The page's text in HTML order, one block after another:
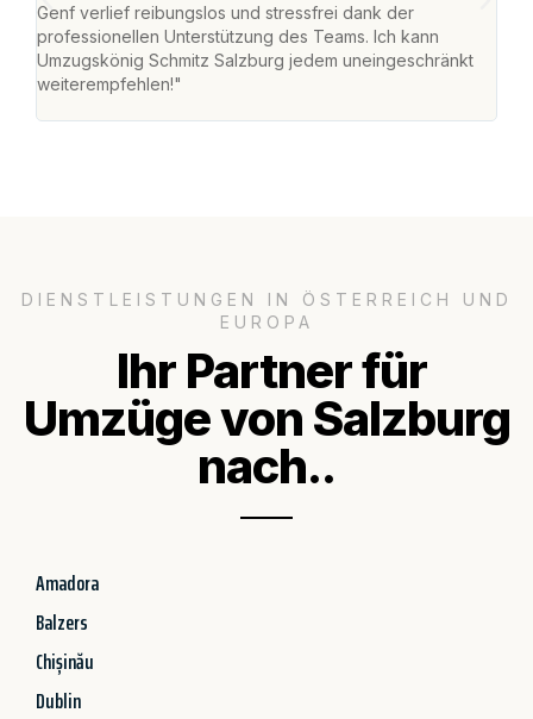
Genf verlief reibungslos und stressfrei dank der
professionellen Unterstützung des Teams. Ich kann
Umzugskönig Schmitz Salzburg jedem uneingeschränkt
weiterempfehlen!"
DIENSTLEISTUNGEN IN ÖSTERREICH UND
EUROPA
Ihr Partner für
Umzüge von Salzburg
nach..
Amadora
Balzers
Chișinău
Dublin